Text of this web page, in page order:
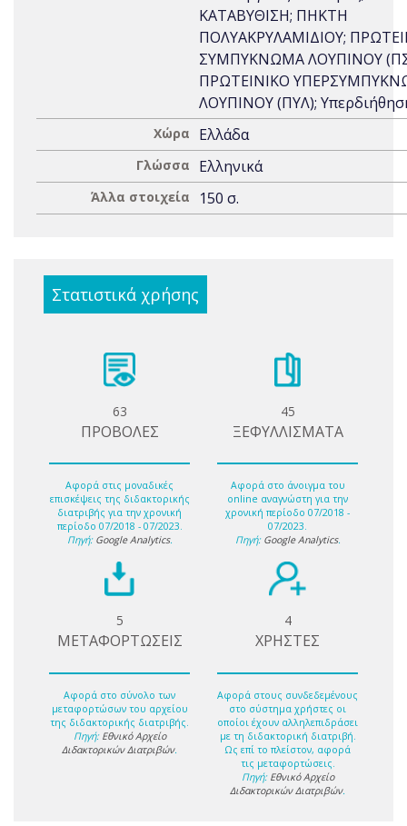
ΚΑΤΑΒΥΘΙΣΗ; ΠΗΚΤΗ
ΠΟΛΥΑΚΡΥΛΑΜΙΔΙΟΥ;
ΣΥΜΠΥΚΝΩΜΑ ΛΟΥΠΙΝΟΥ
ΠΡΩΤΕΙΝΙΚΟ
ΛΟΥΠΙΝΟΥ (ΠΥΛ);
Χώρα Ελλάδα
Γλώσσα Ελληνικά
Άλλα στοιχεία 150 σ.
Στατιστικά χρήσης
63
ΠΡΟΒΟΛΕΣ
Αφορά στις μοναδικές
επισκέψεις της διδακτορικής
διατριβής για την χρονική
περίοδο 07/2018 - 07/2023.
Πηγή: Google Analytics.
45
ΞΕΦΥΛΛΙΣΜΑΤΑ
Αφορά στο άνοιγμα του
online αναγνώστη για την
χρονική περίοδο 07/2018 -
07/2023.
Πηγή: Google Analytics.
5
ΜΕΤΑΦΟΡΤΩΣΕΙΣ
Αφορά στο σύνολο των
μεταφορτώσων του αρχείου
της διδακτορικής διατριβής.
Πηγή: Εθνικό Αρχείο
Διδακτορικών Διατριβών.
4
ΧΡΗΣΤΕΣ
Αφορά στους συνδεδεμένους
στο σύστημα χρήστες οι
οποίοι έχουν αλληλεπιδράσει
με τη διδακτορική διατριβή.
Ως επί το πλείστον, αφορά
τις μεταφορτώσεις.
Πηγή: Εθνικό Αρχείο
Διδακτορικών Διατριβών.